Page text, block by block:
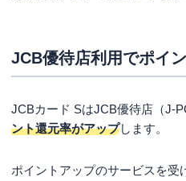
JCB優待店利用でポイ
JCBカード SはJCB優待店（J-
ント還元率がアップします。
ポイントアップのサービスを